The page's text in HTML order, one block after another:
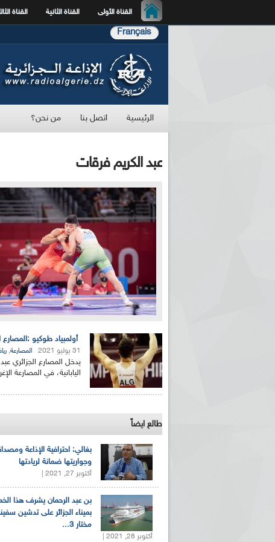
القناة الأولى القناة الثانية القناة
Français
الرئيسية اتصل بنا من نحن؟
عبد الكريم فرقات
أولمبياد طوكيو :المصارع
31 يوليو 2021 المصارعة,
اليابانية، في المصارعة
طالع ايضاً
بغالي: احترافية الإذاعة
وجواريتها ضمانة لريادتها
أكتوبر 27, 2021 |
بن عبد الرحمان يشرف هذا
بميناء الجزائر على تدشين
مختار 3...
أكتوبر 28, 2021 |